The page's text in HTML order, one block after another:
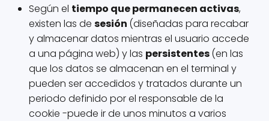
Según el tiempo que permanecen activas,
existen las de sesión (diseñadas para recabar
y almacenar datos mientras el usuario accede
a una página web) y las persistentes(en las
que los datos se almacenan en el terminal y
pueden ser accedidos y tratados durante un
periodo definido por el responsable de la
cookie -puede ir de unos minutos a varios